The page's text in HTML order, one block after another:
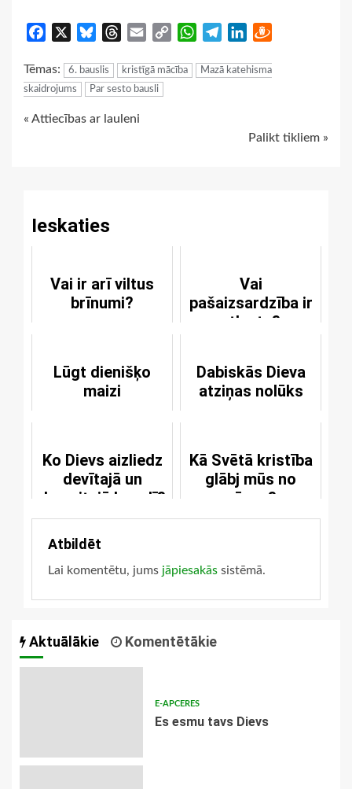
Facebook BlueskyThreads
Email
Copy
WhatsApp
TelegramLinkedIn
Tēmas: 6. bauslis kristīgā mācība
Mazā katehisma
skaidrojums
Par sesto bausli
Continue
« Attiecības ar lauleni
Palikt tikliem »
Ieskaties
Vai ir arī viltus
brīnumi?
Vai
pašaizsardzība ir
atļauta?
Lūgt dienišķo
maizi
Dabiskās Dieva
atziņas nolūks
Ko Dievs aizliedz
devītajā un
desmitajā bauslī?
Kā Svētā kristība
glābj mūs no
nāves?
Atbildēt
Lai komentētu, jums jāpiesakās sistēmā.
Aktuālākie Komentētākie
E-APCERES
Es esmu tavs Dievs